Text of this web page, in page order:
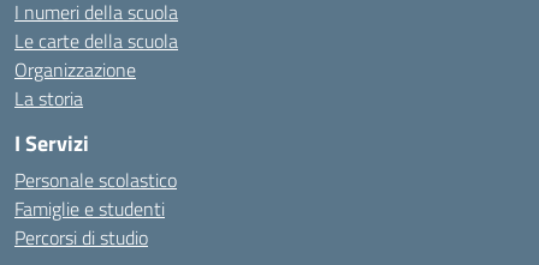
I numeri della scuola
Le carte della scuola
Organizzazione
La storia
I Servizi
Personale scolastico
Famiglie e studenti
Percorsi di studio